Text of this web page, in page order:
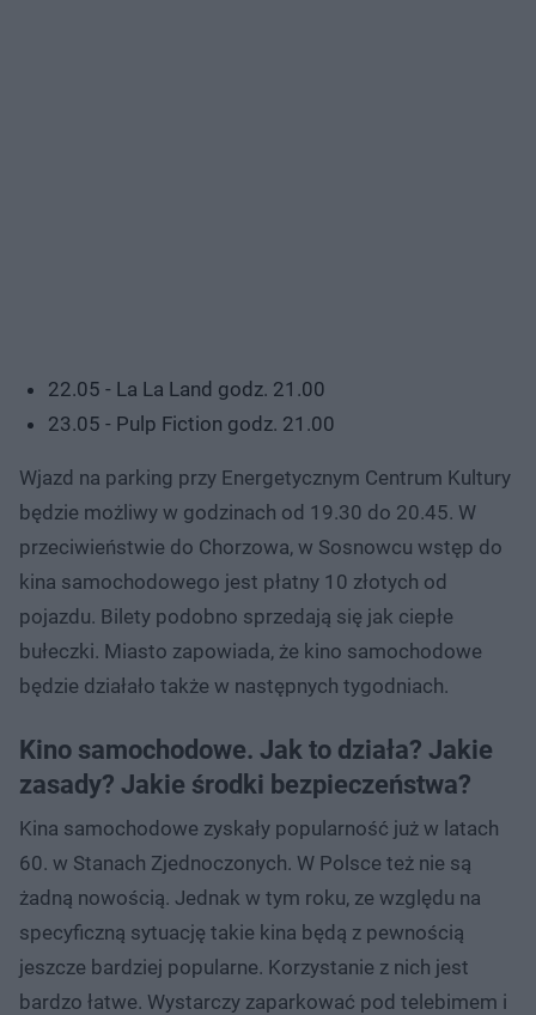
22.05 - La La Land godz. 21.00
23.05 - Pulp Fiction godz. 21.00
Wjazd na parking przy Energetycznym Centrum Kultury
będzie możliwy w godzinach od 19.30 do 20.45. W
przeciwieństwie do Chorzowa, w Sosnowcu wstęp do
kina samochodowego jest płatny 10 złotych od
pojazdu. Bilety podobno sprzedają się jak ciepłe
bułeczki. Miasto zapowiada, że kino samochodowe
będzie działało także w następnych tygodniach.
Kino samochodowe. Jak to działa? Jakie
zasady? Jakie środki bezpieczeństwa?
Kina samochodowe zyskały popularność już w latach
60. w Stanach Zjednoczonych. W Polsce też nie są
żadną nowością. Jednak w tym roku, ze względu na
specyficzną sytuację takie kina będą z pewnością
jeszcze bardziej popularne. Korzystanie z nich jest
bardzo łatwe. Wystarczy zaparkować pod telebimem i